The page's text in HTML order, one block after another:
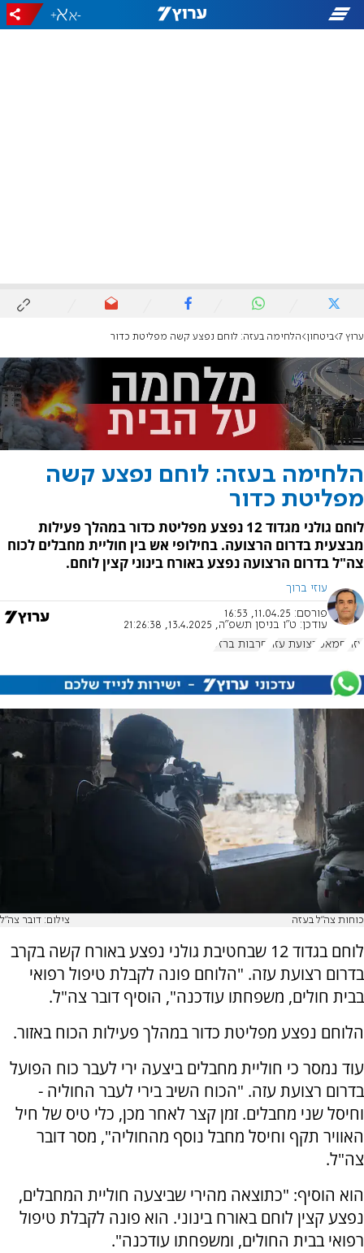
-
+
ערוץ 7 ביטחון הלחימה בעזה: לוחם נפצע קשה מפליטת כדור
הלחימה בעזה: לוחם נפצע קשה
מפליטת כדור
לוחם גולני מגדוד 12 נפצע מפליטת כדור במהלך פעילות
מבצעית בדרום הרצועה. בחילופי אש בין חוליית מחבלים לכוח
צה"ל בדרום הרצועה נפצע באורח בינוני קצין לוחם.
עוזי ברוך
פורסם: 11.04.25, 16:53
עודכן: ט"ו בניסן תשפ"ה, 13.4.2025, 21:26:38
עזה
חמאס רצועת עזה חרבות ברזל
כוחות צה"ל בעזה צילום: דובר צה"ל
לוחם בגדוד 12 שבחטיבת גולני נפצע באורח קשה בקרב
בדרום רצועת עזה. "הלוחם פונה לקבלת טיפול רפואי
בבית חולים, משפחתו עודכנה", הוסיף דובר צה"ל.
הלוחם נפצע מפליטת כדור במהלך פעילות הכוח באזור.
עוד נמסר כי חוליית מחבלים ביצעה ירי לעבר כוח הפועל
בדרום רצועת עזה. "הכוח השיב בירי לעבר החוליה -
וחיסל שני מחבלים. זמן קצר לאחר מכן, כלי טיס של חיל
האוויר תקף וחיסל מחבל נוסף מהחוליה", מסר דובר
צה"ל.
הוא הוסיף: "כתוצאה מהירי שביצעה חוליית המחבלים,
נפצע קצין לוחם באורח בינוני. הוא פונה לקבלת טיפול
רפואי בבית החולים, ומשפחתו עודכנה".